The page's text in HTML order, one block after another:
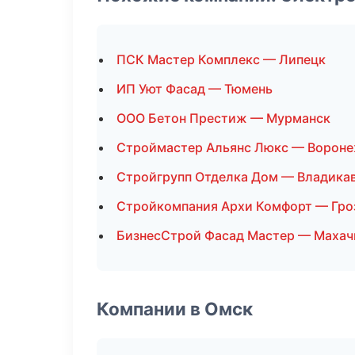
ПСК Мастер Комплекс — Липецк
ИП Уют Фасад — Тюмень
ООО Бетон Престиж — Мурманск
Строймастер Альянс Люкс —
Стройгрупп Отделка Дом —
Стройкомпания Архи Комфорт —
БизнесСтрой Фасад Мастер —
Компании в Омск